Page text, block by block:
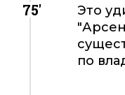
75'
Это
по